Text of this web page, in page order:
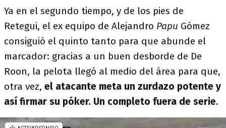
Ya en el segundo tiempo, y de los pies de
Retegui, el ex equipo de Alejandro Papu Gómez
consiguió el quinto tanto para que abunde el
marcador: gracias a un buen desborde de De
Roon, la pelota llegó al medio del área para que,
otra vez, el atacante meta un zurdazo potente y
así firmar su póker. Un completo fuera de serie.